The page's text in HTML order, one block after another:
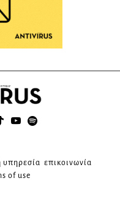
υπηρεσία επικοινωνία
of use